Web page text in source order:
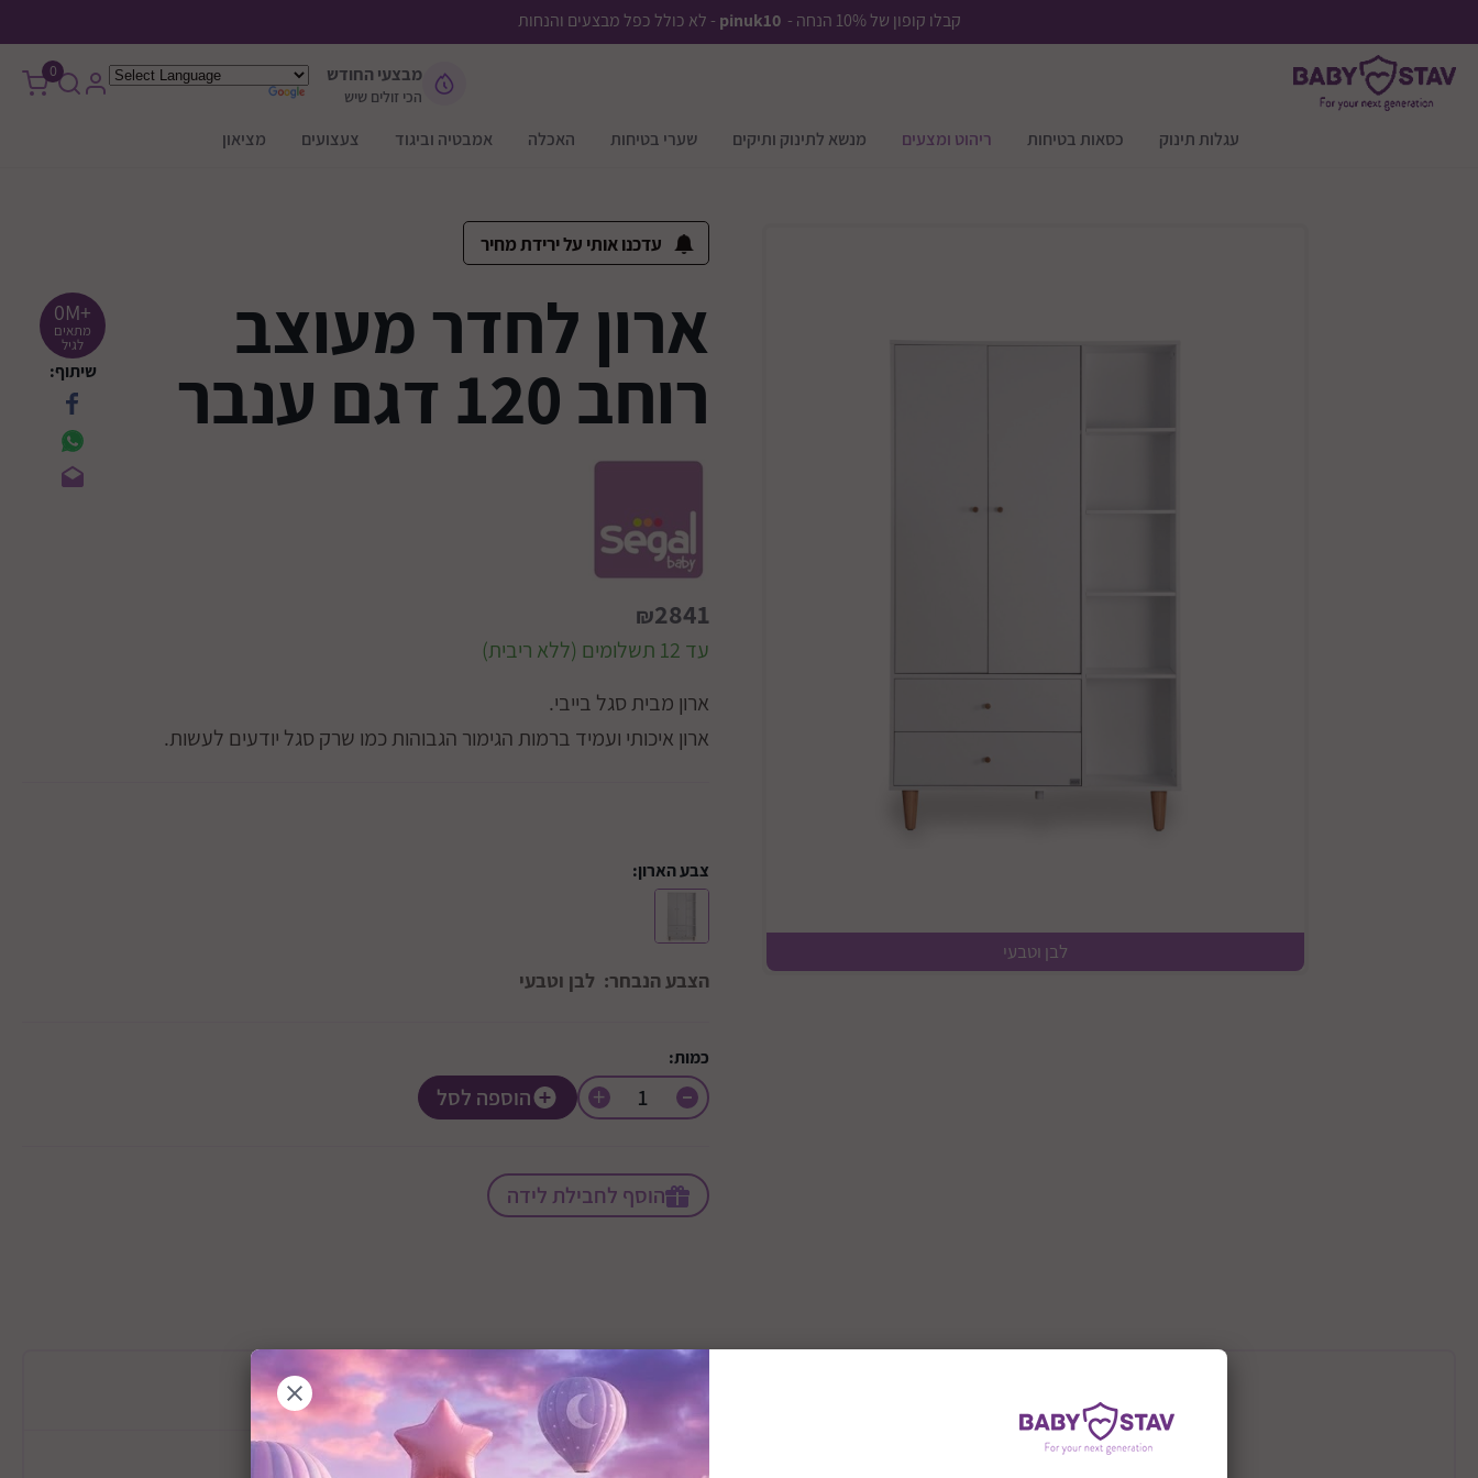
קבלו קופון של 10% הנחה - pinuk10 - לא כולל כפל מבצעים והנחות
עגלות תינוק כסאות בטיחות ריהוט ומצעים מנשא לתינוק ותיקים שערי בטיחות האכלה אמבטיה וביגוד צעצועים מציאון
מבצעי החודש
הכי זולים שיש
0
לבן וטבעי
עדכנו אותי על ירידת מחיר
ארון לחדר מעוצב
רוחב 120 דגם ענבר
₪2841
עד 12 תשלומים (ללא ריבית)
+0M
מתאים
לגיל
שיתוף:
ארון מבית סגל בייבי.
ארון איכותי ועמיד ברמות הגימור הגבוהות כמו שרק סגל יודעים לעשות.
צבע הארון:
הצבע הנבחר: לבן וטבעי
כמות:
+ הוספה לסל
הוסף לחבילת לידה
מידע כללי